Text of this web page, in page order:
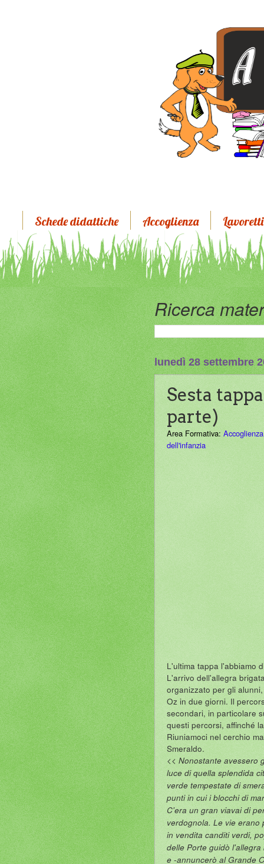
Schede didattiche Accoglienza Lavoretti
Ricerca
lunedì 28 settembre
Sesta
parte)
Area Formativa: Accoglienza
dell'infanzia
L'ultima tappa l'abbiamo
L'arrivo dell'allegra
organizzato per gli
Oz in due giorni. Il
secondari, in particolare
questi percorsi, affinché
Riuniamoci nel cerchio
Smeraldo.
<< Nonostante avessero
luce di quella splendida
verde tempestate di
punti in cui i blocchi di
C'era un gran viavai di
verdognola. Le vie
in vendita canditi verdi,
delle Porte guidò
e -annuncerò al Grande